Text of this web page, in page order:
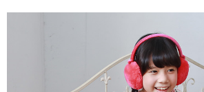
每筆NT$80，滿NT$2,000(含以上)免運費
每筆NT$80，滿NT$2,000(含以上)免運費